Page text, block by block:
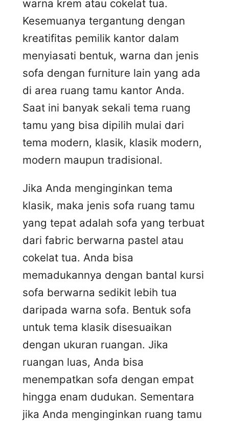
warna krem atau cokelat tua.
Kesemuanya tergantung dengan
kreatifitas pemilik kantor dalam
menyiasati bentuk, warna dan jenis
sofa dengan furniture lain yang ada
di area ruang tamu kantor Anda.
Saat ini banyak sekali tema ruang
tamu yang bisa dipilih mulai dari
tema modern, klasik, klasik modern,
modern maupun tradisional.
Jika Anda menginginkan tema
klasik, maka jenis sofa ruang tamu
yang tepat adalah sofa yang terbuat
dari fabric berwarna pastel atau
cokelat tua. Anda bisa
memadukannya dengan bantal kursi
sofa berwarna sedikit lebih tua
daripada warna sofa. Bentuk sofa
untuk tema klasik disesuaikan
dengan ukuran ruangan. Jika
ruangan luas, Anda bisa
menempatkan sofa dengan empat
hingga enam dudukan. Sementara
jika Anda menginginkan ruang tamu